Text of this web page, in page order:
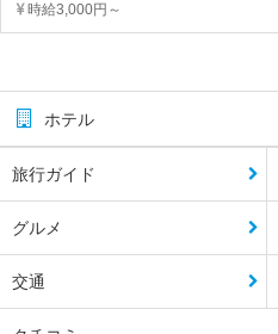
時給3,000円～
ホテル
旅行ガイド
グルメ
交通